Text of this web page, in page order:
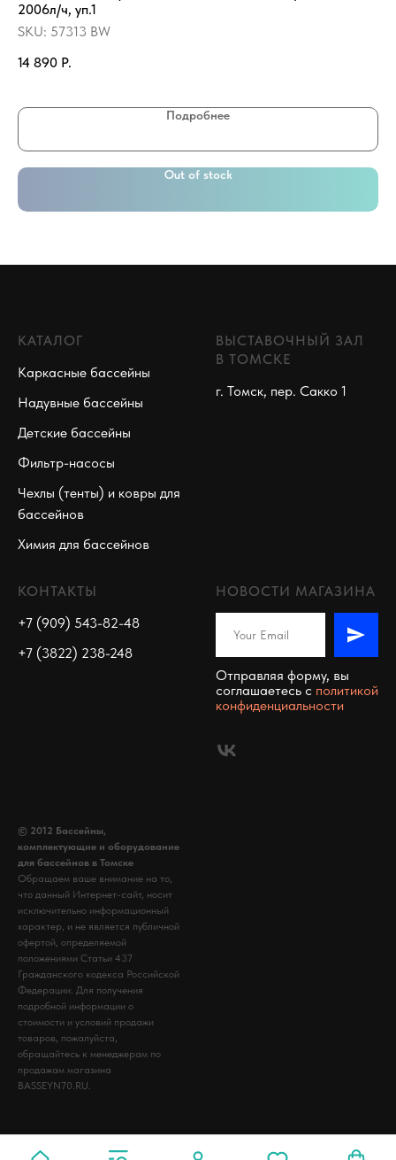
2006л/ч, уп.1
SKU: 57313 BW
14 890 Р.
Подробнее
Out of stock
КАТАЛОГ
Каркасные бассейны
Надувные бассейны
Детские бассейны
Фильтр-насосы
Чехлы (тенты) и ковры для
бассейнов
Химия для бассейнов
ВЫСТАВОЧНЫЙ ЗАЛ
В ТОМСКЕ
г. Томск, пер. Сакко 1
КОНТАКТЫ
+7 (909) 543-82-48
+7 (3822) 238-248
НОВОСТИ МАГАЗИНА
Отправляя форму, вы
соглашаетесь c политикой
конфиденциальности
© 2012 Бассейны,
комплектующие и оборудование
для бассейнов в Томске
Обращаем ваше внимание на то,
что данный Интернет-сайт, носит
исключительно информационный
характер, и не является публичной
офертой, определяемой
положениями Статьи 437
Гражданского кодекса Российской
Федерации. Для получения
подробной информации о
стоимости и условий продажи
товаров, пожалуйста,
обращайтесь к менеджерам по
продажам магазина
BASSEYN70.RU.